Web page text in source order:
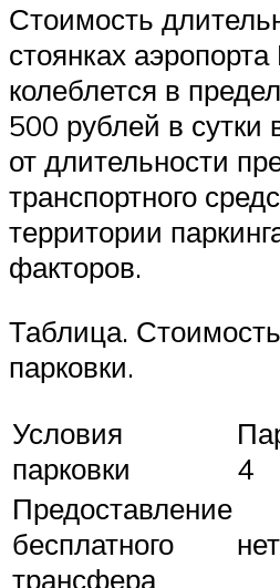
Стоимость
стоянках
колеблется в
500 рублей в сутки
от длительности
транспортного
территории
факторов.
Таблица.
парковки.
Условия
парковки
4
Предоставление
бесплатного
трансфера
нет